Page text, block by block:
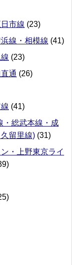
市線 (23)
線・相模線 (41)
(23)
通 (26)
(41)
・総武本線・成
留里線) (31)
・上野東京ライ